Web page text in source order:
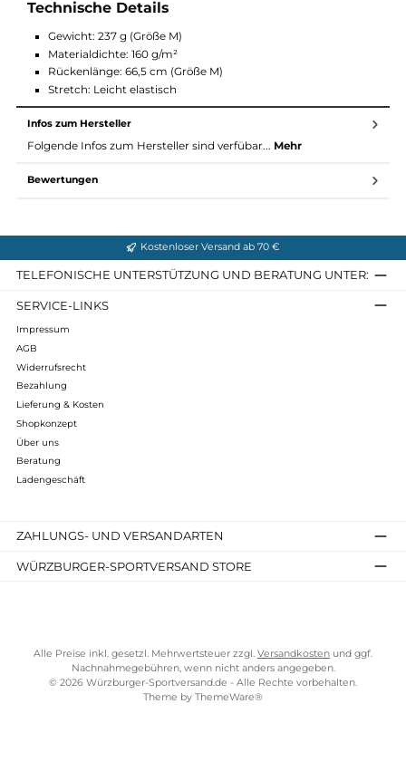
Nachhaltig: Gefertigt aus Kirala® – 100% PLA (biologisch
abbaubar, antibakteriell, aus Maisstärke)
Vielseitig einsetzbar: Als isolierende Zwischenschicht oder
eigenständig tragbar
Durchdachtes Design: Seitlicher Reißverschluss mit
Kinnschutz, reflektierende Details, scheuerfreie Nähte
Bequem: Regular Fit mit regulärer Armlänge und
verlängertem Rücken
Materialdichte: 160 g/m²
Rückenlänge: 66,5 cm (Größe M)
Folgende Infos zum Hersteller sind verfübar...
Bewertungen
TELEFONISCHE UNTERSTÜTZUNG UND BERATUNG
AGB
Shopkonzept
Über uns